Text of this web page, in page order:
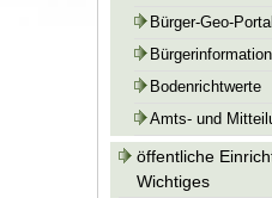
Bürger-Geo-
Bodenrichtwerte
Amts- und
öffentliche
Wichtiges